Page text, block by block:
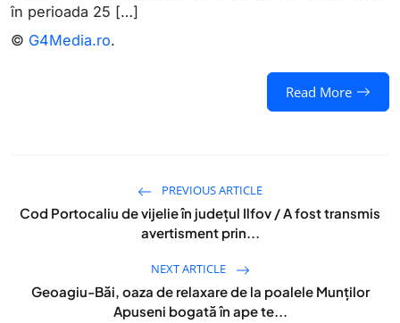
în perioada 25 […]
© G4Media.ro.
Read More
PREVIOUS ARTICLE
Cod Portocaliu de vijelie în județul Ilfov / A fost transmis
avertisment prin...
NEXT ARTICLE
Geoagiu-Băi, oaza de relaxare de la poalele Munților
Apuseni bogată în ape te...